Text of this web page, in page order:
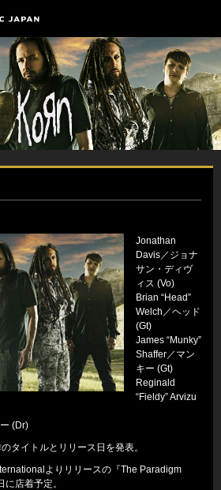
Jonathan
Davis／ジョナ
サン・ディヴ
ィス (Vo)
Brian “Head”
Welch／ヘッド
(Gt)
James “Munky”
Shaffer／マン
キー (Gt)
Reginald
“Fieldy” Arvizu
(Dr)
タイトルとリリース日を発表。
よりリリースの『The Paradigm
店着予定。